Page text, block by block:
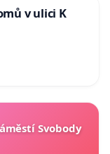
v ulici K
Svobody